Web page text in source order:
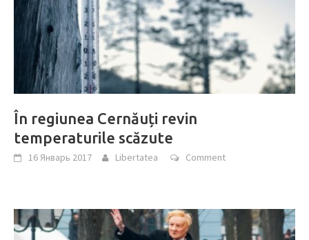
În regiunea Cernăuți revin
temperaturile scăzute
16 Январь 2017 Libertatea Comment